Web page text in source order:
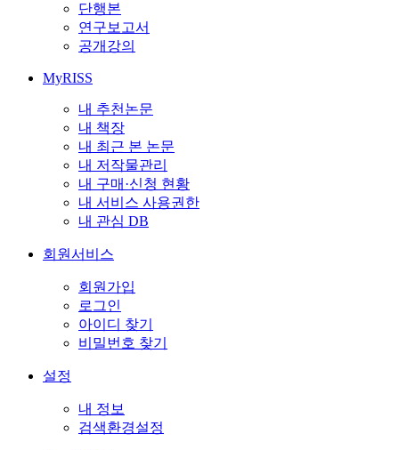
단행본
연구보고서
공개강의
MyRISS
내 추천논문
내 책장
내 최근 본 논문
내 저작물관리
내 구매·신청 현황
내 서비스 사용권한
내 관심 DB
회원서비스
회원가입
로그인
아이디 찾기
비밀번호 찾기
설정
내 정보
검색환경설정